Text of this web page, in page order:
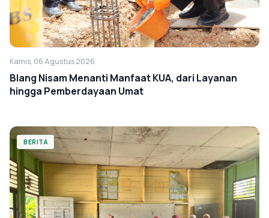
Kamis, 06 Agustus 2026
Blang Nisam Menanti Manfaat KUA, dari Layanan
hingga Pemberdayaan Umat
BERITA